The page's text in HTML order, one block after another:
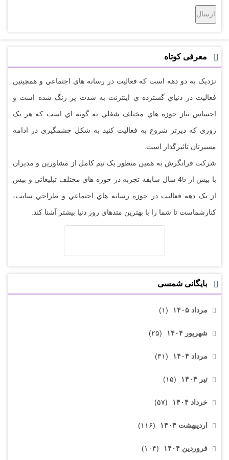
معرفی کوتاه
نزديک به دو دهه است که فعاليت در رسانه هاي اجتماعي و همچينين
فعاليت در دنياي گسترده ي اينترنت به شدت پر رنگ شده است و
احساس نياز حوزه هاي مختلف شغلي به گونه اي است که هر يک
روزي که ديرتر شروع به فعاليت کنيد به شکل چشمگيري در ادامه
مسيرتان تاثيرگذار است.
شرکت فرانگرش به همين منظور يک تيم کامل از مشاورين و مديران
با بيش از 45 سال سابقه تجربه در حوزه هاي مختلف تبليغاتي و بيش
از يک دهه فعاليت در حوزه رسانه هاي اجتماعي و طراحي سايت،
کنارشماست تا شما را با بهترين متدهاي روز دنيا بيشتر آشنا کند.
بایگانی شمسی
مرداد ۱۴۰۵ (۱)
شهریور ۱۴۰۴ (۲۵)
مرداد ۱۴۰۴ (۳۱)
تیر ۱۴۰۴ (۱۵)
خرداد ۱۴۰۴ (۵۷)
اردیبهشت ۱۴۰۴ (۱۱۶)
فروردین ۱۴۰۴ (۱۰۴)